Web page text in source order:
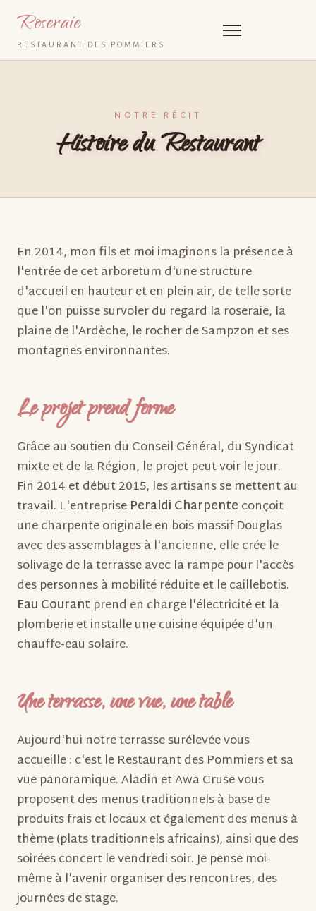
Roseraie
RESTAURANT DES POMMIERS
NOTRE RÉCIT
Histoire du Restaurant
En 2014, mon fils et moi imaginons la présence à
l'entrée de cet arboretum d'une structure
d'accueil en hauteur et en plein air, de telle sorte
que l'on puisse survoler du regard la roseraie, la
plaine de l'Ardèche, le rocher de Sampzon et ses
montagnes environnantes.
Le projet prend forme
Grâce au soutien du Conseil Général, du Syndicat
mixte et de la Région, le projet peut voir le jour.
Fin 2014 et début 2015, les artisans se mettent au
travail. L'entreprise Peraldi Charpente conçoit
une charpente originale en bois massif Douglas
avec des assemblages à l'ancienne, elle crée le
solivage de la terrasse avec la rampe pour l'accès
des personnes à mobilité réduite et le caillebotis.
Eau Courant prend en charge l'électricité et la
plomberie et installe une cuisine équipée d'un
chauffe-eau solaire.
Une terrasse, une vue, une table
Aujourd'hui notre terrasse surélevée vous
accueille : c'est le Restaurant des Pommiers et sa
vue panoramique. Aladin et Awa Cruse vous
proposent des menus traditionnels à base de
produits frais et locaux et également des menus à
thème (plats traditionnels africains), ainsi que des
soirées concert le vendredi soir. Je pense moi-
même à l'avenir organiser des rencontres, des
journées de stage.